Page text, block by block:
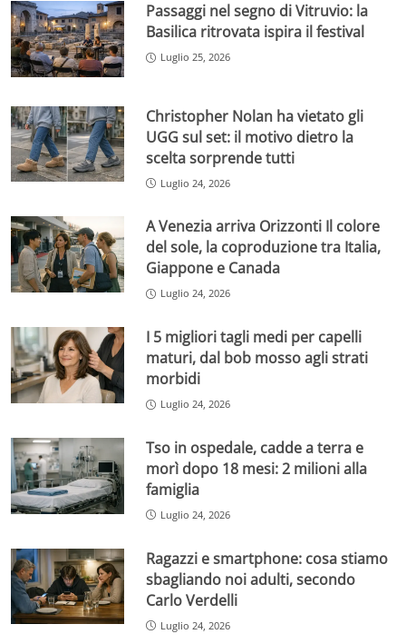
Passaggi nel segno di Vitruvio: la
Basilica ritrovata ispira il festival
Luglio 25, 2026
Christopher Nolan ha vietato gli
UGG sul set: il motivo dietro la
scelta sorprende tutti
Luglio 24, 2026
A Venezia arriva Orizzonti Il colore
del sole, la coproduzione tra Italia,
Giappone e Canada
Luglio 24, 2026
I 5 migliori tagli medi per capelli
maturi, dal bob mosso agli strati
morbidi
Luglio 24, 2026
Tso in ospedale, cadde a terra e
morì dopo 18 mesi: 2 milioni alla
famiglia
Luglio 24, 2026
Ragazzi e smartphone: cosa stiamo
sbagliando noi adulti, secondo
Carlo Verdelli
Luglio 24, 2026